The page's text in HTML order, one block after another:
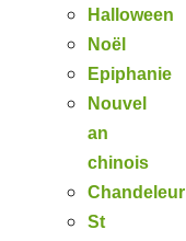
Halloween
Noël
Epiphanie
Nouvel
an
chinois
Chandeleur
St